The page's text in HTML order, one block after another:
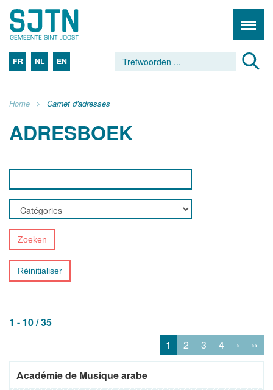
FR NL EN
Home Carnet d'adresses
ADRESBOEK
Zoeken
Réinitialiser
1 - 10 / 35
1
2 3 4 › ››
Académie de Musique arabe